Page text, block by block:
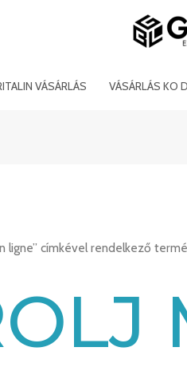
VÁSÁRLÁS VÁSÁRLÁS KO
ligne” címkével rendelkező